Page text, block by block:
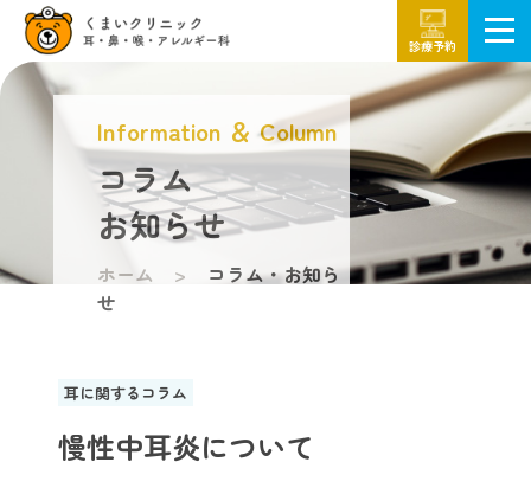
診療予約
Information ＆ Column
コラム
お知らせ
ホーム
コラム・お知ら
せ
耳に関するコラム
慢性中耳炎について